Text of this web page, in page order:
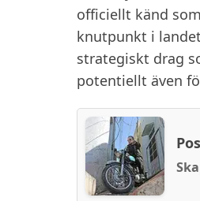
officiellt känd
knutpunkt i
strategiskt drag
potentiellt även